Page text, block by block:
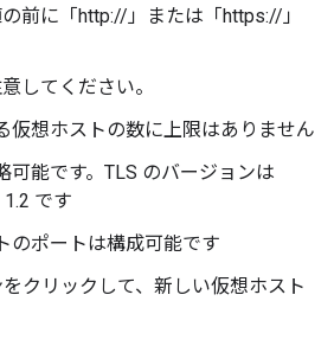
前に「http://」または「https://」
してください。
仮想ホストの数に上限はありません
可能です。TLS のバージョンは
です
のポートは構成可能です
クリックして、新しい仮想ホスト